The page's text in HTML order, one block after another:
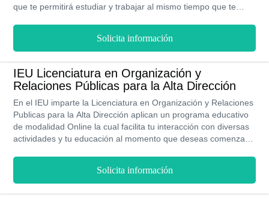
que te permitirá estudiar y trabajar al mismo tiempo que te
con un programa de becas y descuentos de hasta un 50% en
los costos de inscripción y colegiaturas.
Solicita información
IEU Licenciatura en Organización y
Relaciones Públicas para la Alta Dirección
En el IEU imparte la Licenciatura en Organización y Relaciones
Publicas para la Alta Dirección aplican un programa educativo
de modalidad Online la cual facilita tu interacción con diversas
actividades y tu educación al momento que deseas comenzar
estudiantes con promedios de 7.0., en adelante.
Solicita información